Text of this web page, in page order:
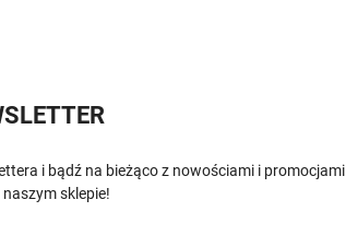
i bądź na bieżąco z nowościami i promocjami
sklepie!